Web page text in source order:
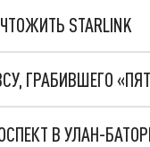
STARLINK
ГРАБИВШЕГО
В УЛАН-